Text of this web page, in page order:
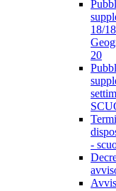
18/
20
-